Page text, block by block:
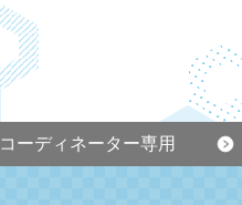
コーディネーター専用